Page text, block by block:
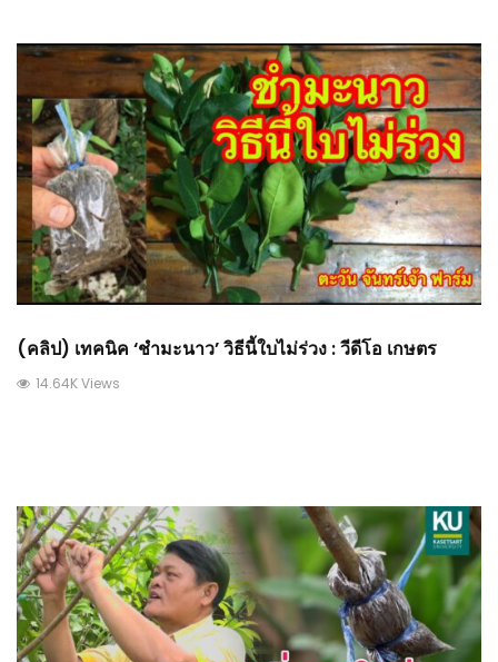
(คลิป) เทคนิค ‘ชำมะนาว’ วิธีนี้ใบไม่ร่วง : วีดีโอ เกษตร
14.64K Views